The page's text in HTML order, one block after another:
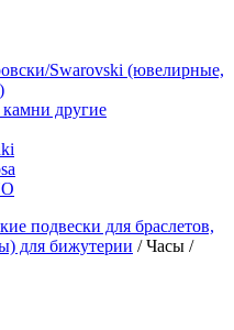
Swarovski (ювелирные,
другие
подвески для браслетов,
для бижутерии /Часы /